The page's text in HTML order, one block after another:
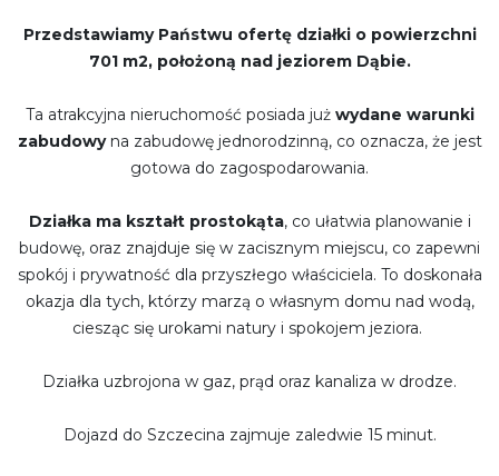
Przedstawiamy Państwu ofertę działki o powierzchni
701 m2, położoną nad jeziorem Dąbie.
Ta atrakcyjna nieruchomość posiada już wydane warunki
zabudowyna zabudowę jednorodzinną, co oznacza, że jest
gotowa do zagospodarowania.
Działka ma kształt prostokąta, co ułatwia planowanie i
budowę, oraz znajduje się w zacisznym miejscu, co zapewni
spokój i prywatność dla przyszłego właściciela. To doskonała
okazja dla tych, którzy marzą o własnym domu nad wodą,
ciesząc się urokami natury i spokojem jeziora.
Działka uzbrojona w gaz, prąd oraz kanaliza w drodze.
Dojazd do Szczecina zajmuje zaledwie 15 minut.